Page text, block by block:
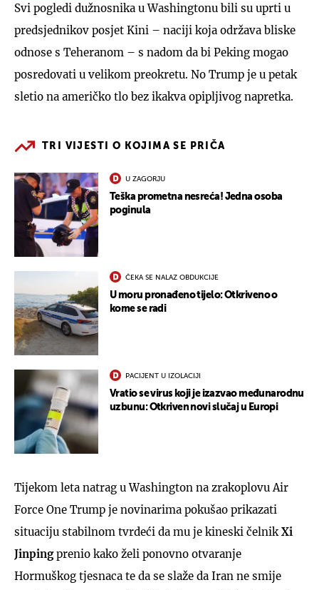
Svi pogledi dužnosnika u Washingtonu bili su uprti u
predsjednikov posjet Kini – naciji koja održava bliske
odnose s Teheranom – s nadom da bi Peking mogao
posredovati u velikom preokretu. No Trump je u petak
sletio na američko tlo bez ikakva opipljivog napretka.
TRI VIJESTI O KOJIMA SE PRIČA
U ZAGORJU
Teška prometna nesreća! Jedna osoba
poginula
ČEKA SE NALAZ OBDUKCIJE
U moru pronađeno tijelo: Otkriveno o
kome se radi
PACIJENT U IZOLACIJI
Vratio se virus koji je izazvao međunarodnu
uzbunu: Otkriven novi slučaj u Europi
Tijekom leta natrag u Washington na zrakoplovu Air
Force One Trump je novinarima pokušao prikazati
situaciju stabilnom tvrdeći da mu je kineski čelnik Xi
Jinpingprenio kako želi ponovno otvaranje
Hormuškog tjesnaca te da se slaže da Iran ne smije